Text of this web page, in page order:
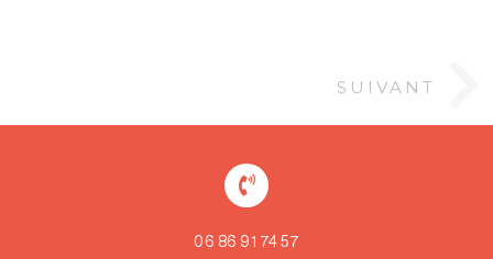
SUIVANT
06 86 91 74 57